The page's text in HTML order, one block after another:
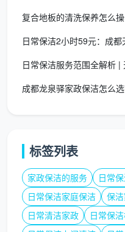
三、2026年成都
费？一平方米花
3.1 主流收费模式与价格
“成都日常除甲醛服
成都市场主流的计
的价格梯度如下：
服
务
参
考
适用场景
复合地板的清洗保养怎么操
日常保洁服务范围全解析
成都龙泉驿家政保洁怎么
标签列表
家政保洁的服务 日常
日常保洁家庭保洁
保
日常清洁家政
日常保